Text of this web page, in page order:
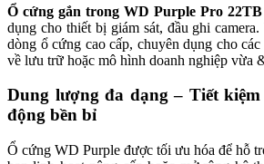
Ổ cứng gắn trong WD Purple Pro
dụng cho thiết bị giám sát, đầu ghi
dòng ổ cứng cao cấp, chuyên dụng cho
về lưu trữ hoặc mô hình doanh nghiệp vừa
Dung lượng đa dạng – Tiết
động bền bỉ
Ổ cứng WD Purple được tối ưu hóa để hỗ